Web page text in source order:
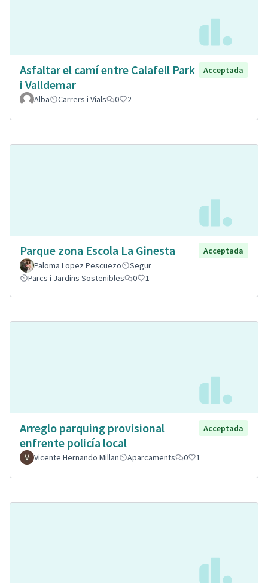
Asfaltar el camí entre Calafell Park
i Valldemar
Acceptada
Alba Carrers i Vials 0 2
Parque zona Escola La Ginesta
Acceptada
Paloma Lopez Pescuezo
Segur
Parcs i Jardins Sostenibles
0 1
Arreglo parquing provisional
enfrente policía local
Acceptada
Vicente Hernando Millan Aparcaments 0 1